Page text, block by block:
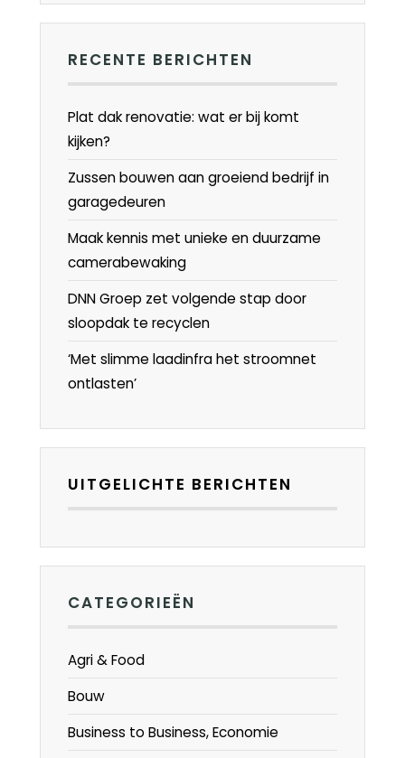
RECENTE BERICHTEN
Plat dak renovatie: wat er bij komt
kijken?
Zussen bouwen aan groeiend bedrijf in
garagedeuren
Maak kennis met unieke en duurzame
camerabewaking
DNN Groep zet volgende stap door
sloopdak te recyclen
‘Met slimme laadinfra het stroomnet
ontlasten’
UITGELICHTE BERICHTEN
CATEGORIEËN
Agri & Food
Bouw
Business to Business, Economie